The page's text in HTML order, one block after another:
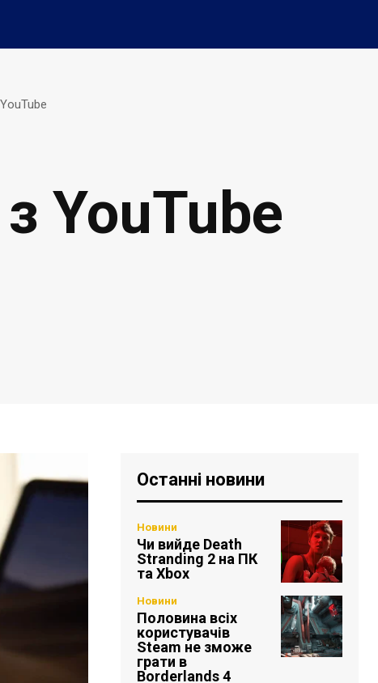
YouTube
Останні новини
Новини
Чи вийде Death
Stranding 2 на ПК
та Xbox
Новини
Половина всіх
користувачів
Steam не зможе
грати в
Borderlands 4